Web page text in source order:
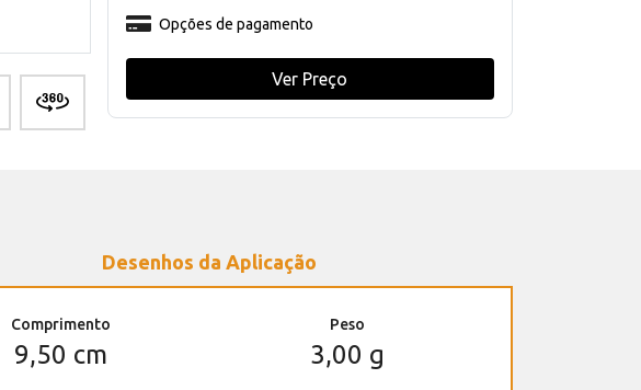
Opções de pagamento
Ver Preço
Desenhos da Aplicação
Comprimento
9,50 cm
Peso
3,00 g